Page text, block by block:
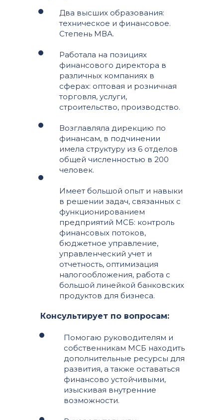
Два высших образования:
техническое и финансовое.
Степень МВА.
Работала на позициях
финансового директора в
различных компаниях в
сферах: оптовая и розничная
торговля, услуги,
строительство, производство.
Возглавляла дирекцию по
финансам, в подчинении
имела структуру из 6 отделов
общей численностью в 200
человек.
Имеет большой опыт и навыки
в решении задач, связанных с
функционированием
предприятий МСБ: контроль
финансовых потоков,
бюджетное управление,
управленческий учет и
отчетность, оптимизация
налогообложения, работа с
большой линейкой банковских
продуктов для бизнеса.
Консультирует по вопросам:
Помогаю руководителям и
собственникам МСБ находить
дополнительные ресурсы для
развития, а также оставаться
финансово устойчивыми,
изыскивая внутренние
возможности.